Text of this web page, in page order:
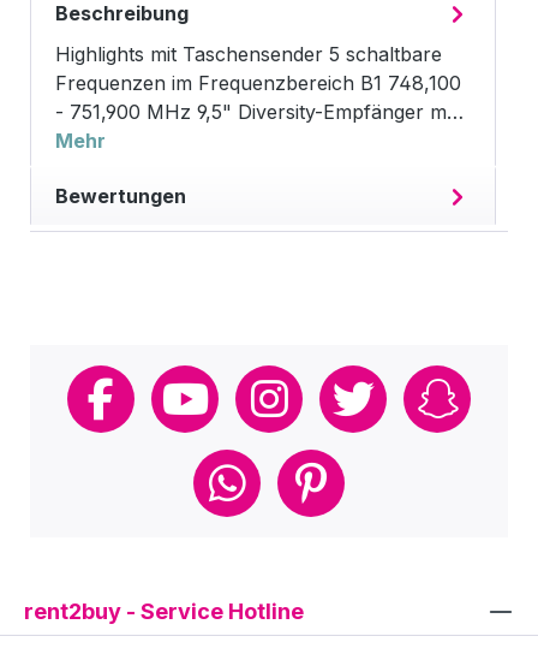
Beschreibung
Highlights mit Taschensender 5 schaltbare
Frequenzen im Frequenzbereich B1 748,100
- 751,900 MHz 9,5" Diversity-Empfänger m…
Mehr
Bewertungen
rent2buy - Service Hotline